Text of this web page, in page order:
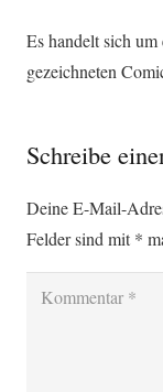
Es handelt sich
gezeichneten
Schreibe
Deine E-Mail-
Felder sind mit*